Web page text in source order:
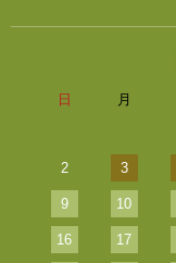
日 月
2 3
9 10
16 17